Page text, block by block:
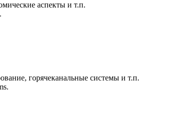
аспекты и т.п.
горячеканальные системы и т.п.